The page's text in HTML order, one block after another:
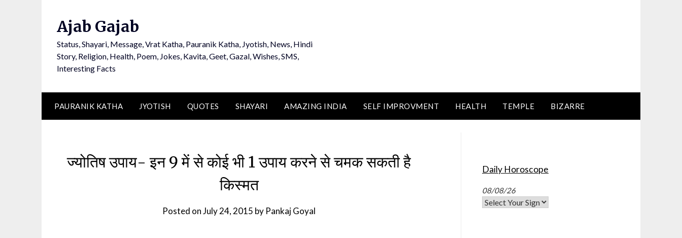
Ajab Gajab
Status, Shayari, Message, Vrat Katha, Pauranik Katha, Jyotish, News, Hindi
Story, Religion, Health, Poem, Jokes, Kavita, Geet, Gazal, Wishes, SMS,
Interesting Facts
PAURANIK KATHA JYOTISH QUOTES SHAYARI AMAZING INDIA SELF IMPROVMENT HEALTH TEMPLE BIZARRE
ज्योतिष उपाय- इन 9 में से कोई भी 1 उपाय करने से चमक सकती है
किस्मत
Posted onJuly 24, 2015 by Pankaj Goyal
Daily Horoscope
08/08/26